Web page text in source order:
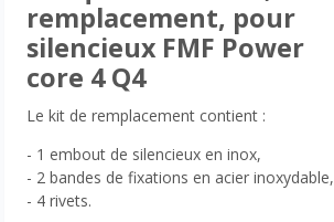
remplacement, pour
silencieux FMF Power
core 4 Q4
Le kit de remplacement contient :
- 1 embout de silencieux en inox,
- 2 bandes de fixations en acier inoxydable,
- 4 rivets.